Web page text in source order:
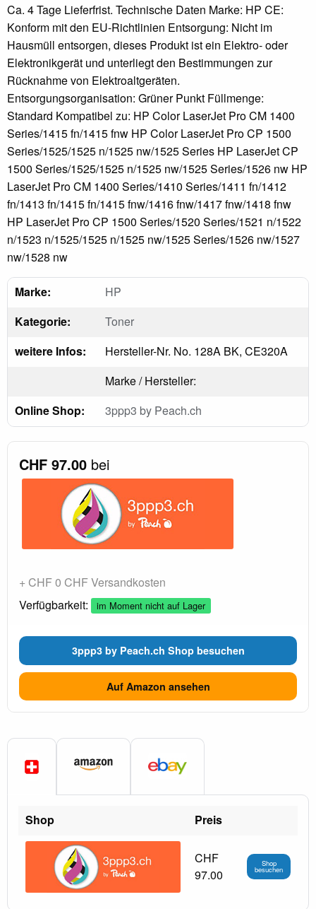
Ca. 4 Tage Lieferfrist. Technische Daten Marke: HP CE:
Konform mit den EU-Richtlinien Entsorgung: Nicht im
Hausmüll entsorgen, dieses Produkt ist ein Elektro- oder
Elektronikgerät und unterliegt den Bestimmungen zur
Rücknahme von Elektroaltgeräten.
Entsorgungsorganisation: Grüner Punkt Füllmenge:
Standard Kompatibel zu: HP Color LaserJet Pro CM 1400
Series/1415 fn/1415 fnw HP Color LaserJet Pro CP 1500
Series/1525/1525 n/1525 nw/1525 Series HP LaserJet CP
1500 Series/1525/1525 n/1525 nw/1525 Series/1526 nw HP
LaserJet Pro CM 1400 Series/1410 Series/1411 fn/1412
fn/1413 fn/1415 fn/1415 fnw/1416 fnw/1417 fnw/1418 fnw
HP LaserJet Pro CP 1500 Series/1520 Series/1521 n/1522
n/1523 n/1525/1525 n/1525 nw/1525 Series/1526 nw/1527
nw/1528 nw
Marke:
HP
Kategorie:
Toner
weitere Infos:
Hersteller-Nr. No. 128A BK, CE320A
Marke / Hersteller:
Online Shop:
3ppp3 by Peach.ch
CHF 97.00 bei
+ CHF 0 CHF Versandkosten
Verfügbarkeit:
im Moment nicht auf Lager
3ppp3 by Peach.ch Shop besuchen
Auf Amazon ansehen
Shop Preis
CHF
97.00
Shop
besuchen